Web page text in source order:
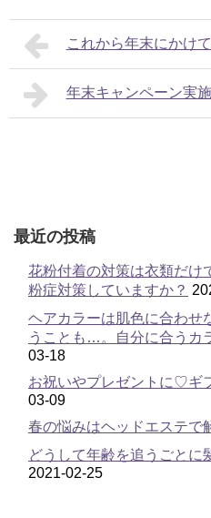
これから年末にかけ
年末キャンペーン実施
最近の投稿
花粉付着の対策は衣類だけ
粉症対策していますか？
ヘアカラーは肌色に合わせ
うことも…。自分に合うカ
03-18
お祝いやプレゼントに♡ギ
03-09
春の悩みはヘッドエステで
どうして年齢を追うごとに
2021-02-25